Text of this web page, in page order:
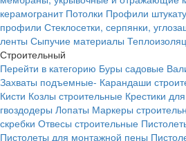
керамогранит Потолки Профили
профили Стеклосетки, серпянки,
ленты Сыпучие материалы
Строительный
Перейти в категорию Буры садовые
Захваты подъемные- Карандаши
Кисти Козлы строительные Крестики
гвоздодеры Лопаты Маркеры
скребки Отвесы строительные
Пистолеты для монтажной пены